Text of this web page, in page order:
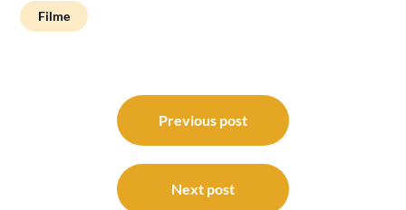
Filme
Previous post
Next post